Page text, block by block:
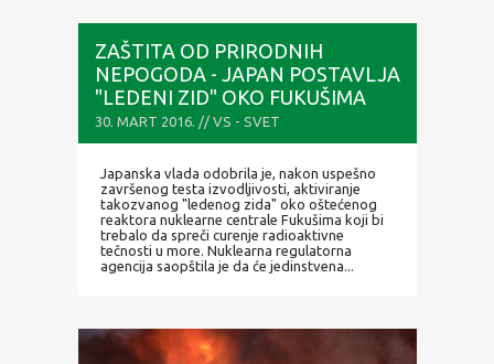
ZAŠTITA OD PRIRODNIH
NEPOGODA - JAPAN POSTAVLJA
"LEDENI ZID" OKO FUKUŠIMA
30. MART 2016. // VS - SVET
Japanska vlada odobrila je, nakon uspešno
završenog testa izvodljivosti, aktiviranje
takozvanog "ledenog zida" oko oštećenog
reaktora nuklearne centrale Fukušima koji bi
trebalo da spreči curenje radioaktivne
tečnosti u more. Nuklearna regulatorna
agencija saopštila je da će jedinstvena...